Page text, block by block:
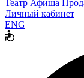
Театр Афиша
Личный кабинет
ENG